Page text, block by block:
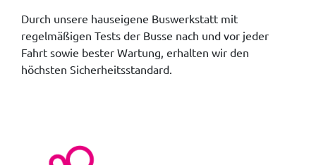
Durch unsere hauseigene Buswerkstatt mit
regelmäßigen Tests der Busse nach und vor jeder
Fahrt sowie bester Wartung, erhalten wir den
höchsten Sicherheitsstandard.